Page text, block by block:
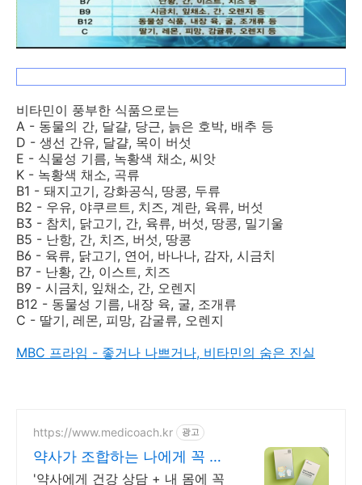
비타민이 풍부한 식품으로는
A - 동물의 간, 달걀, 당근, 늙은 호박, 배추 등
D - 생선 간유, 달걀, 목이 버섯
E - 식물성 기름, 녹황색 채소, 씨앗
K - 녹황색 채소, 곡류
B1 - 돼지고기, 강화공식, 땅콩, 두류
B2 - 우유, 야쿠르트, 치즈, 계란, 육류, 버섯
B3 - 참치, 닭고기, 간, 육류, 버섯, 땅콩, 밀기울
B5 - 난항, 간, 치즈, 버섯, 땅콩
B6 - 육류, 닭고기, 연어, 바나나, 감자, 시금치
B7 - 난황, 간, 이스트, 치즈
B9 - 시금치, 잎채소, 간, 오렌지
B12 - 동물성 기름, 내장 육, 굴, 조개류
C - 딸기, 레몬, 피망, 감굴류, 오렌지
MBC 프라임 - 좋거나 나쁘거나, 비타민의 숨은 진실
https://www.medicoach.kr 광고
약사가 조합하는 나에게 꼭 맞
는 맞춤형 영양제.
'약사에게 건강 상담 + 내 몸에 꼭